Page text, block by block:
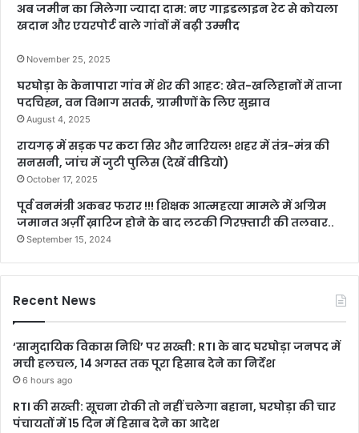
अब जमीन का मिलेगा ज्यादा दाम: नए गाइडलाइन रेट से कोयला
खदान और एयरपोर्ट वाले गांवों में बढ़ी उम्मीद
November 25, 2025
घरघोड़ा के केनापारा गांव में शेर की आहट: खेत-खलिहानों में ताजा
पदचिह्न, वन विभाग सतर्क, ग्रामीणों के लिए सुझाव
August 4, 2025
रायगढ़ में सड़क पर कटा सिर और नारियल! शहर में तंत्र-मंत्र की
सनसनी, जांच में जुटी पुलिस (देखें वीडियो)
October 17, 2025
पूर्व वनमंत्री अकबर फरार !!! शिक्षक आत्महत्या मामले में अग्रिम
जमानत अर्ज़ी ख़ारिज होने के बाद लटकी गिरफ़्तारी की तलवार..
September 15, 2024
Recent News
‘सामुदायिक विकास निधि’ पर सख्ती: RTI के बाद घरघोड़ा जनपद में
मची हलचल, 14 अगस्त तक पूरा हिसाब देने का निर्देश
6 hours ago
RTI की सख्ती: सूचना रोकी तो नहीं चलेगा बहाना, घरघोड़ा की चार
पंचायतों में 15 दिन में हिसाब देने का आदेश